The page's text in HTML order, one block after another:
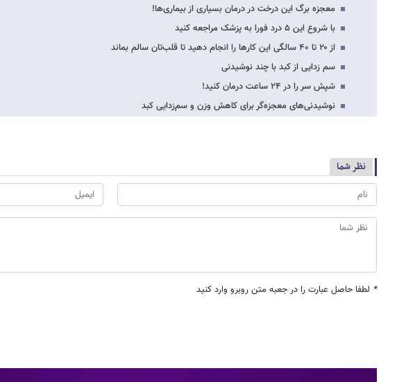
معجزه برگ این درخت در درمان بسیاری از بیماری‌ها!
با شروع این ۵ درد فورا به پزشک مراجعه کنید
از ۲۰ تا ۴۰ سالگی این کارها را انجام دهید تا قلب‌تان سالم بماند
سم زدایی از کبد با چند نوشیدنی
شپش سر را در ۲۴ ساعت درمان کنید!
نوشیدنی‌های معجزه‌گر برای کاهش وزن و سم‌زدایی کبد
نظر شما
* لطفا حاصل عبارت را در جعبه متن روبرو وارد کنید